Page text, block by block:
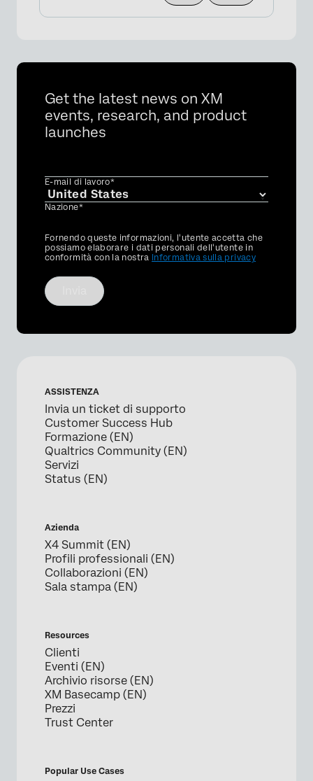
Get the latest news on XM
events, research, and product
launches
E-mail di lavoro*
Nazione*
Privacy
Optin
Fornendo queste informazioni, l'utente accetta che
possiamo elaborare i dati personali dell'utente in
conformità con la nostra Informativa sulla privacy
ASSISTENZA
Invia un ticket di supporto
Customer Success Hub
Formazione (EN)
Qualtrics Community (EN)
Servizi
Status (EN)
Azienda
X4 Summit (EN)
Profili professionali (EN)
Collaborazioni (EN)
Sala stampa (EN)
Resources
Clienti
Eventi (EN)
Archivio risorse (EN)
XM Basecamp (EN)
Prezzi
Trust Center
Popular Use Cases